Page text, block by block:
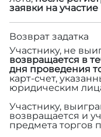
заявки на участие
Возврат задатка
Участнику, не
возвращается в
дня проведения
карт-счет,
юридическим
Участнику,
возвращается и
предмета торгов